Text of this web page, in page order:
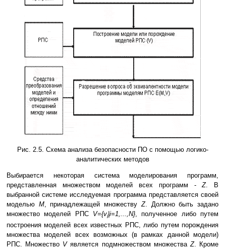
Рис. 2.5. Схема анализа безопасности ПО с помощью логико-
аналитических методов
Выбирается некоторая система моделирования программ,
представленная множеством моделей всех программ -Z. В
выбранной системе исследуемая программа представляется своей
моделью М, принадлежащей множествуZ. Должно быть задано
множество моделей РПС V={vi|i=1,...,N}, полученное либо путем
построения моделей всех известных РПС, либо путем порождения
множества моделей всех возможных (в рамках данной модели)
РПС. Множество Vявляется подмножеством множества Z. Кроме